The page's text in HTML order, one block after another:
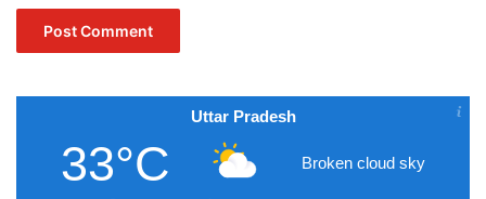
Uttar Pradesh
33°C Broken cloud sky